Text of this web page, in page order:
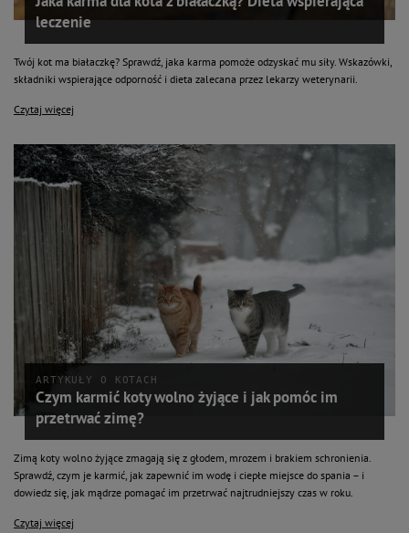
leczenie
Twój kot ma białaczkę? Sprawdź, jaka karma pomoże odzyskać mu siły. Wskazówki,
składniki wspierające odporność i dieta zalecana przez lekarzy weterynarii.
Czytaj więcej
ARTYKUŁY O KOTACH
Czym karmić koty wolno żyjące i jak pomóc im
przetrwać zimę?
Zimą koty wolno żyjące zmagają się z głodem, mrozem i brakiem schronienia.
Sprawdź, czym je karmić, jak zapewnić im wodę i ciepłe miejsce do spania – i
dowiedz się, jak mądrze pomagać im przetrwać najtrudniejszy czas w roku.
Czytaj więcej